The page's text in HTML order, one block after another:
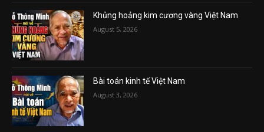
Khủng hoảng kim cương vàng Việt Nam
August 5, 2026
Bài toán kinh tế Việt Nam
August 3, 2026